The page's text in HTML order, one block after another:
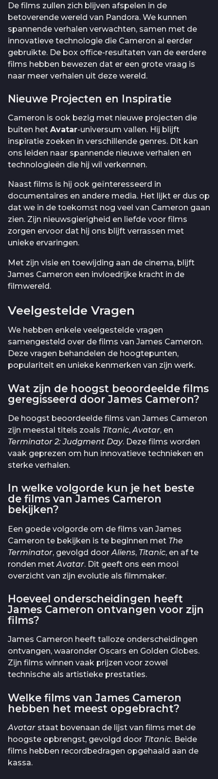
De films zullen zich blijven afspelen in de
betoverende wereld van Pandora. We kunnen
spannende verhalen verwachten, samen met de
innovatieve technologie die Cameron al eerder
gebruikte. De box office-resultaten van de eerdere
films hebben bewezen dat er een grote vraag is
naar meer verhalen uit deze wereld.
Nieuwe Projecten en Inspiratie
Cameron is ook bezig met nieuwe projecten die
buiten het Avatar-universum vallen. Hij blijft
inspiratie zoeken in verschillende genres. Dit kan
ons leiden naar spannende nieuwe verhalen en
technologieën die hij wil verkennen.
Naast films is hij ook geïnteresseerd in
documentaires en andere media. Het lijkt er dus op
dat we in de toekomst nog veel van Cameron gaan
zien. Zijn nieuwsgierigheid en liefde voor films
zorgen ervoor dat hij ons blijft verrassen met
unieke ervaringen.
Met zijn visie en toewijding aan de cinema, blijft
James Cameron een invloedrijke kracht in de
filmwereld.
Veelgestelde Vragen
We hebben enkele veelgestelde vragen
samengesteld over de films van James Cameron.
Deze vragen behandelen de hoogtepunten,
populariteit en unieke kenmerken van zijn werk.
Wat zijn de hoogst beoordeelde films
geregisseerd door James Cameron?
De hoogst beoordeelde films van James Cameron
zijn meestal titels zoals Titanic,Avatar, en
Terminator 2: Judgment Day. Deze films worden
vaak geprezen om hun innovatieve technieken en
sterke verhalen.
In welke volgorde kun je het beste
de films van James Cameron
bekijken?
Een goede volgorde om de films van James
Cameron te bekijken is te beginnen met The
Terminator, gevolgd door Aliens, Titanic, en af te
ronden met Avatar. Dit geeft ons een mooi
overzicht van zijn evolutie als filmmaker.
Hoeveel onderscheidingen heeft
James Cameron ontvangen voor zijn
films?
James Cameron heeft talloze onderscheidingen
ontvangen, waaronder Oscars en Golden Globes.
Zijn films winnen vaak prijzen voor zowel
technische als artistieke prestaties.
Welke films van James Cameron
hebben het meest opgebracht?
Avatar staat bovenaan de lijst van films met de
hoogste opbrengst, gevolgd door Titanic. Beide
films hebben recordbedragen opgehaald aan de
kassa.